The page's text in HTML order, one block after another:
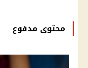
محتوى مدفوع